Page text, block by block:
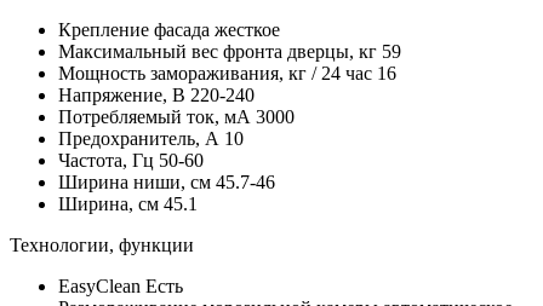
Крепление фасада жесткое
Максимальный вес фронта дверцы, кг 59
Мощность замораживания, кг / 24 час 16
Напряжение, В 220-240
Потребляемый ток, мА 3000
Предохранитель, А 10
Частота, Гц 50-60
Ширина ниши, см 45.7-46
Ширина, см 45.1
Технологии, функции
EasyClean Есть